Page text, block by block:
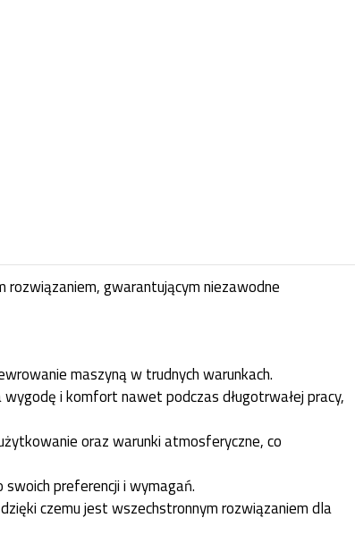
rozwiązaniem, gwarantującym niezawodne
maszyną w trudnych warunkach.
i komfort nawet podczas długotrwałej pracy,
oraz warunki atmosferyczne, co
preferencji i wymagań.
czemu jest wszechstronnym rozwiązaniem dla